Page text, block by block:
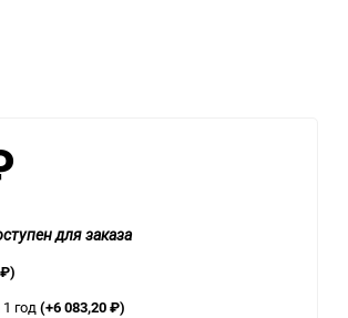
для заказа
₽)
год(+6 083,20₽)